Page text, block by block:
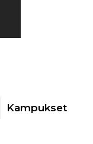
Kampukset